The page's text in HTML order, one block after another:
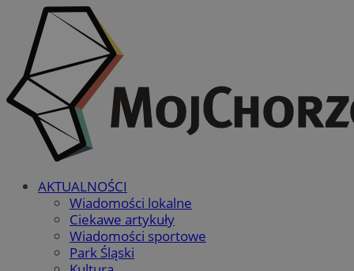
AKTUALNOŚCI
Wiadomości lokalne
Ciekawe artykuły
Wiadomości sportowe
Park Śląski